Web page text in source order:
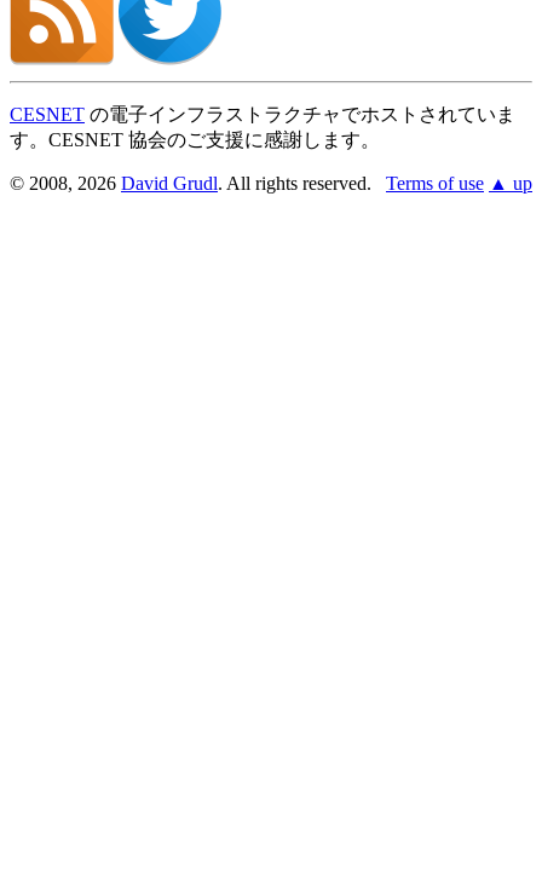
CESNET の電子インフラストラクチャでホストされていま
す。CESNET 協会のご支援に感謝します。
© 2008, 2026 David Grudl. All rights reserved. Terms of use ▲ up